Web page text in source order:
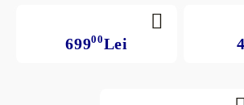
69900Lei